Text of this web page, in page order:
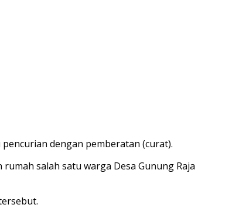
dengan pemberatan (curat).
salah satu warga Desa Gunung Raja